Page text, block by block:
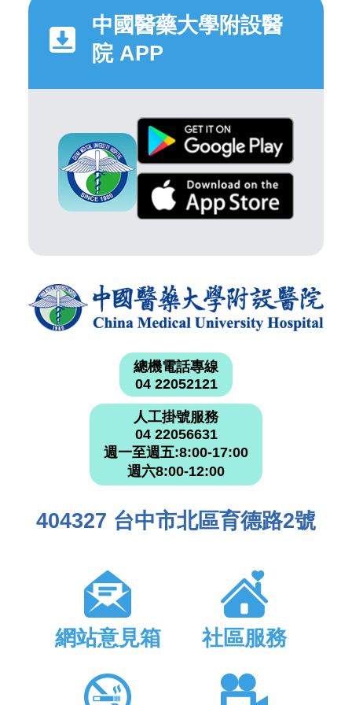
中國醫藥大學附設醫
院 APP
總機電話專線
04 22052121
人工掛號服務
04 22056631
週一至週五:8:00-17:00
週六8:00-12:00
404327 台中市北區育德路2號
網站意見箱 社區服務